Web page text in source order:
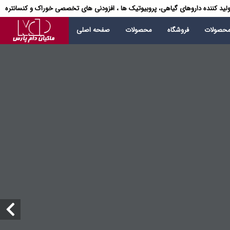
کننده داروهای گیاهی، پروبیوتیک ها ، افزودنی های تخصصی خوراک و کنسانتره
صفحه اصلی محصولات فروشگاه